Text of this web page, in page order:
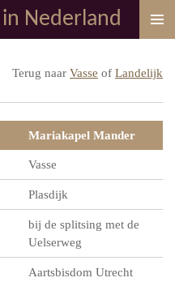
Nederland
Terug naar Vasse of Landelijk
Mariakapel Mander
Vasse
Plasdijk
bij de splitsing met de
Uelserweg
Aartsbisdom Utrecht